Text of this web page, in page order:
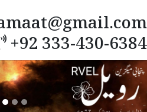
+92 333-430-6384